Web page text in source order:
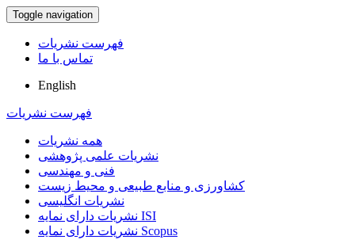
Toggle navigation
فهرست نشریات
تماس با ما
English
فهرست نشریات
همه نشریات
نشریات علمی پژوهشی
فنی و مهندسی
کشاورزی و منابع طبیعی و محیط زیست
نشریات انگلیسی
نشریات دارای نمایه ISI
نشریات دارای نمایه Scopus